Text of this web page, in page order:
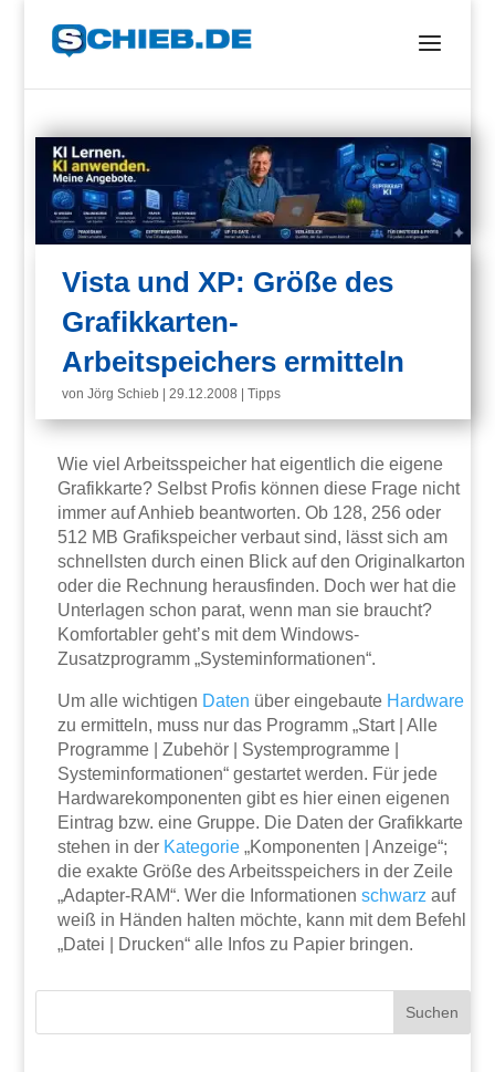
Vista und XP: Größe des
Grafikkarten-
Arbeitspeichers ermitteln
vonJörg Schieb |29.12.2008 |Tipps
Wie viel Arbeitsspeicher hat eigentlich die eigene
Grafikkarte? Selbst Profis können diese Frage nicht
immer auf Anhieb beantworten. Ob 128, 256 oder
512 MB Grafikspeicher verbaut sind, lässt sich am
schnellsten durch einen Blick auf den Originalkarton
oder die Rechnung herausfinden. Doch wer hat die
Unterlagen schon parat, wenn man sie braucht?
Komfortabler geht’s mit dem Windows-
Zusatzprogramm „Systeminformationen“.
Um alle wichtigen Daten über eingebaute Hardware
zu ermitteln, muss nur das Programm „Start | Alle
Programme | Zubehör | Systemprogramme |
Systeminformationen“ gestartet werden. Für jede
Hardwarekomponenten gibt es hier einen eigenen
Eintrag bzw. eine Gruppe. Die Daten der Grafikkarte
stehen in der Kategorie „Komponenten | Anzeige“;
die exakte Größe des Arbeitsspeichers in der Zeile
„Adapter-RAM“. Wer die Informationenschwarz auf
weiß in Händen halten möchte, kann mit dem Befehl
„Datei | Drucken“ alle Infos zu Papier bringen.